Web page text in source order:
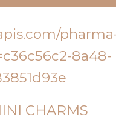
CHARMS